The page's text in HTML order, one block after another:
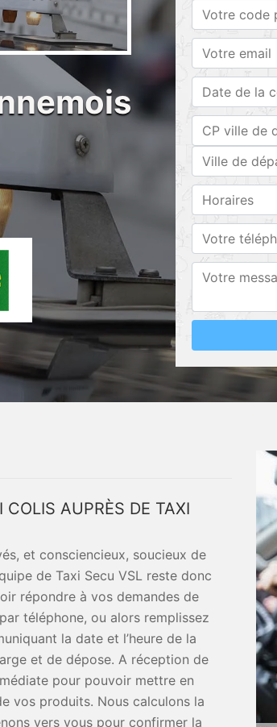
AUPRÈS DE TAXI
et consciencieux, soucieux de
de Taxi Secu VSL reste donc
répondre à vos demandes de
téléphone, ou alors remplissez
la date et l’heure de la
et de dépose. A réception de
pour pouvoir mettre en
vos produits. Nous calculons la
vers vous pour confirmer la